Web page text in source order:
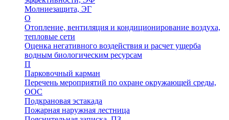
Молниезащита, ЭГ
О
Отопление, вентиляция и кондиционирование воздуха,
тепловые сети
Оценка негативного воздействия и расчет ущерба
водным биологическим ресурсам
П
Парковочный карман
Перечень мероприятий по охране окружающей среды,
ООС
Подкрановая эстакада
Пожарная наружная лестница